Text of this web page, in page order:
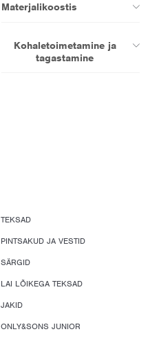
Materjalikoostis
Kohaletoimetamine ja
tagastamine
TEKSAD
PINTSAKUD JA VESTID
SÄRGID
LAI LÕIKEGA TEKSAD
JAKID
ONLY&SONS JUNIOR